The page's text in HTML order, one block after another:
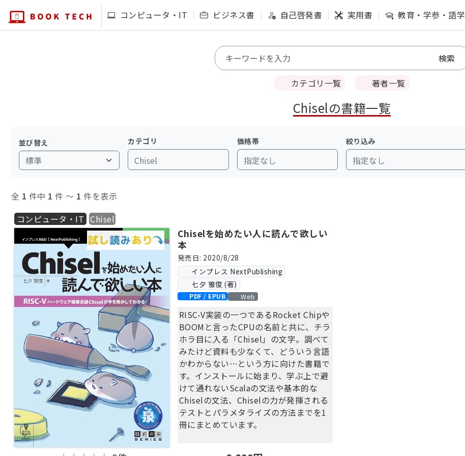
コンピュータ・IT ビジネス書 自己啓発書 実用書 教育・学参・語学
カテゴリ一覧 著者一覧
Chiselの書籍一覧
並び替え カテゴリ
Chisel
価格帯
指定なし
絞り込み
指定なし
全 1 件中 1 件 〜 1 件を表示
コンピュータ・IT Chisel
Chiselを始めたい人に読んで欲しい
本
発売日: 2020/8/28
インプレス NextPublishing
七夕 雅俊 (著)
PDF / EPUB Web
RISC-V実装の一つであるRocket Chipや
BOOMと言ったCPUの名前と共に、チラ
ホラ目に入る「Chisel」の文字。調べて
みたけど資料も少なくて、どういう言語
かわからない…という方に向けた書籍で
す。インストールに始まり、学ぶ上で避
けて通れないScalaの文法や基本的な
Chiselの文法、Chiselの力が発揮される
テストとパラメタライズの方法までを1
冊にまとめています。